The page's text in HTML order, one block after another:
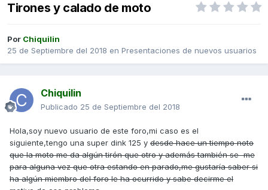
Tirones y calado de moto
Por Chiquilin
25 de Septiembre del 2018 en Presentaciones de nuevos usuarios
Chiquilin
Publicado 25 de Septiembre del 2018
Hola,soy nuevo usuario de este foro,mi caso es el
siguiente,tengo una super dink 125 y desde hace un tiempo noto
que la moto me da algún tirón que otro y además también se me
para alguna vez que otra estando en parado,me gustaría saber si
ha algún miembro del foro le ha ocurrido y sabe decirme el